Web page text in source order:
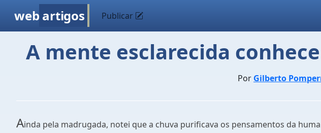
web artigos Publicar
A mente esclarecida
Por Gilberto
Ainda pela madrugada, notei que a chuva purificava os pensamentos da